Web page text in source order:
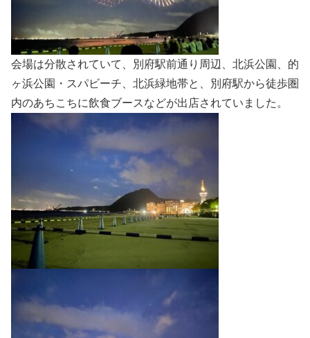
会場は分散されていて、別府駅前通り周辺、北浜公園、的
ヶ浜公園・スパビーチ、北浜緑地帯と、別府駅から徒歩圏
内のあちこちに飲食ブースなどが出店されていました。